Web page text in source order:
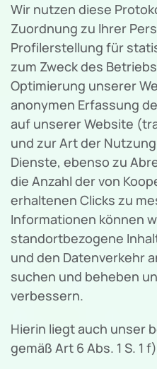
Wir nutzen diese
Zuordnung zu Ihrer
Profilerstellung für
zum Zweck des
Optimierung unserer
anonymen Erfassung
auf unserer Website
und zur Art der
Dienste, ebenso zu
die Anzahl der von
erhaltenen Clicks zu
Informationen können
standortbezogene
und den Datenverkehr
suchen und beheben
verbessern.
Hierin liegt auch unser
gemäß Art 6 Abs. 1 S. 1 f)